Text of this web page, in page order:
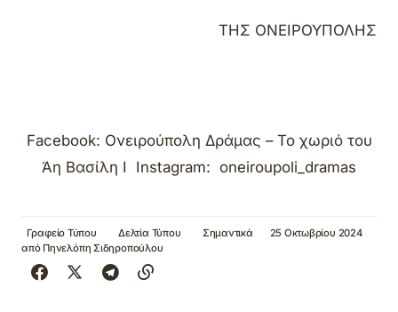
ΤΗΣ ΟΝΕΙΡΟΥΠΟΛΗΣ
Facebook: Ονειρούπολη Δράμας – Το χωριό του
Άη Βασίλη I Instagram: oneiroupoli_dramas
Γραφείο Τύπου Δελτία Τύπου Σημαντικά
25 Οκτωβρίου 2024
από Πηνελόπη Σιδηροπούλου